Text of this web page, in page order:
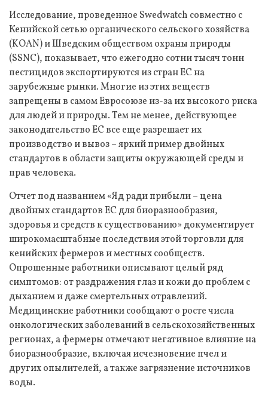
Исследование, проведенное Swedwatch совместно с
Кенийской сетью органического сельского хозяйства
(KOAN) и Шведским обществом охраны природы
(SSNC), показывает, что ежегодно сотни тысяч тонн
пестицидов экспортируются из стран ЕС на
зарубежные рынки. Многие из этих веществ
запрещены в самом Евросоюзе из-за их высокого риска
для людей и природы. Тем не менее, действующее
законодательство ЕС все еще разрешает их
производство и вывоз – яркий пример двойных
стандартов в области защиты окружающей среды и
прав человека.
Отчет под названием «Яд ради прибыли – цена
двойных стандартов ЕС для биоразнообразия,
здоровья и средств к существованию» документирует
широкомасштабные последствия этой торговли для
кенийских фермеров и местных сообществ.
Опрошенные работники описывают целый ряд
симптомов: от раздражения глаз и кожи до проблем с
дыханием и даже смертельных отравлений.
Медицинские работники сообщают о росте числа
онкологических заболеваний в сельскохозяйственных
регионах, а фермеры отмечают негативное влияние на
биоразнообразие, включая исчезновение пчел и
других опылителей, а также загрязнение источников
воды.